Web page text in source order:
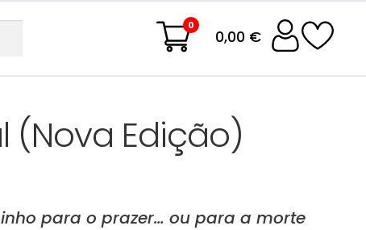
0
0,00 €
(Nova Edição)
para o prazer… ou para a morte